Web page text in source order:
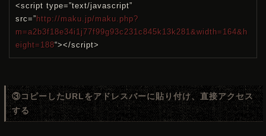
<script type=”text/javascript”
src=” http://maku.jp/maku.php?
m=a2b3f18e34i1j77f99g93c231c845k13k281&width=164&h
eight=188“></script>
③コピーしたURLをアドレスバーに貼り付け、直接アクセス
する